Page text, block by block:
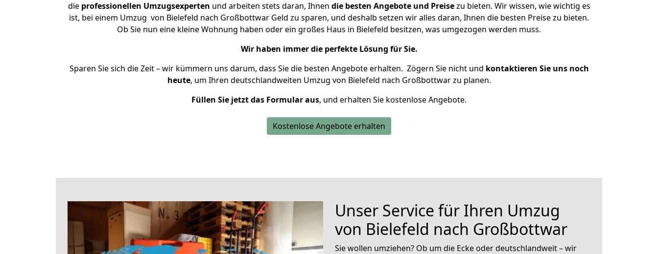
die professionellen Umzugsexperten und arbeiten stets daran, Ihnen die besten Angebote und Preisezu bieten. Wir wissen, wie wichtig es
ist, bei einem Umzug von Bielefeld nach Großbottwar Geld zu sparen, und deshalb setzen wir alles daran, Ihnen die besten Preise zu bieten.
Ob Sie nun eine kleine Wohnung haben oder ein großes Haus in Bielefeld besitzen, was umgezogen werden muss.
Wir haben immer die perfekte Lösung für Sie.
Sparen Sie sich die Zeit – wir kümmern uns darum, dass Sie die besten Angebote erhalten. Zögern Sie nicht und kontaktieren Sie uns noch
heute, um Ihren deutschlandweiten Umzug von Bielefeld nach Großbottwar zu planen.
Füllen Sie jetzt das Formular aus, und erhalten Sie kostenlose Angebote.
Kostenlose Angebote erhalten
Unser Service für Ihren Umzug
von Bielefeld nach Großbottwar
Sie wollen umziehen? Ob um die Ecke oder deutschlandweit – wir